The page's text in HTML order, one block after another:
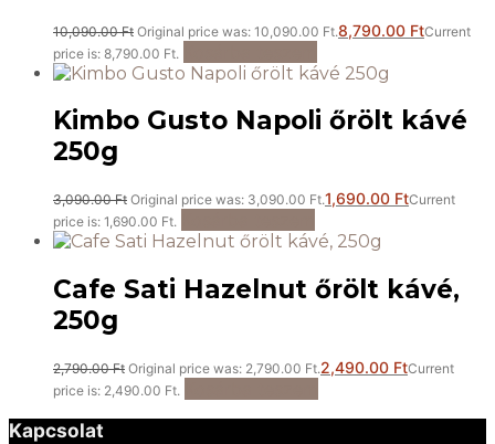
10,090.00Ft Original price was: 10,090.00 Ft.8,790.00 FtCurrent
price is: 8,790.00 Ft.
Kimbo Gusto Napoli őrölt kávé
250g
3,090.00Ft Original price was: 3,090.00 Ft.1,690.00 FtCurrent
price is: 1,690.00 Ft.
Cafe Sati Hazelnut őrölt kávé,
250g
2,790.00Ft Original price was: 2,790.00 Ft.2,490.00 FtCurrent
price is: 2,490.00 Ft.
Kapcsolat